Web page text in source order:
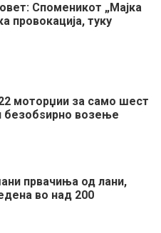
Споменикот „Мајка
провокација, туку
моторџии за само шест
безобѕирно возење
првачиња од лани,
во над 200